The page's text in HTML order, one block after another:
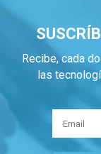
Recibe, cada
las